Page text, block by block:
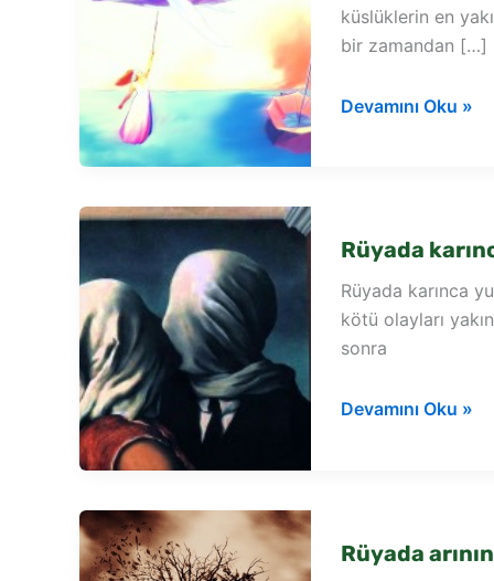
küslüklerin en
bir zamandan […]
Rüyada
Devamını Oku »
Rüyada
Rüyada karınca
kötü olayları
sonra
Rüyada
Devamını Oku »
Rüyada